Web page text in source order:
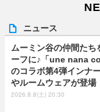
ニュース
ムーミン谷の仲間たち
ーフに♪「une nana
のコラボ第4弾インナ
やルームウェアが登場
2026.8.8(土) 20:30